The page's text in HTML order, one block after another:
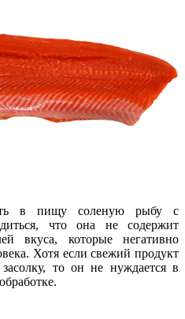
в пищу соленую рыбу с
что она не содержит
вкуса, которые негативно
Хотя если свежий продукт
то он не нуждается в